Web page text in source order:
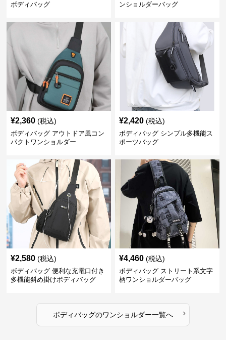
ボディバッグ
ンショルダーバッグ
¥2,360 (税込)
ボディバッグ アウトドア風コン
パクトワンショルダー
¥2,420 (税込)
ボディバッグ シンプル多機能ス
ポーツバッグ
¥2,580 (税込)
ボディバッグ 便利な充電口付き
多機能斜め掛けボディバッグ
¥4,460 (税込)
ボディバッグ ストリート系文字
柄ワンショルダーバッグ
ボディバッグのワンショルダー一覧へ ›